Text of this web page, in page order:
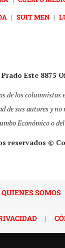
| SUIT MEN |
Este 8875
de los columnistas
de sus autores y no
Económico o
reservados ©
QUIENES SOMOS
|